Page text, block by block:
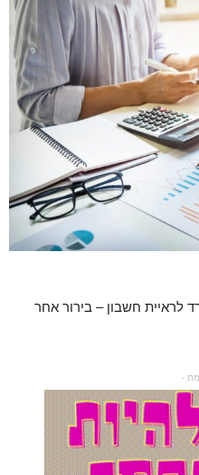
משרד לראיית חשבון – בירור אחר
-